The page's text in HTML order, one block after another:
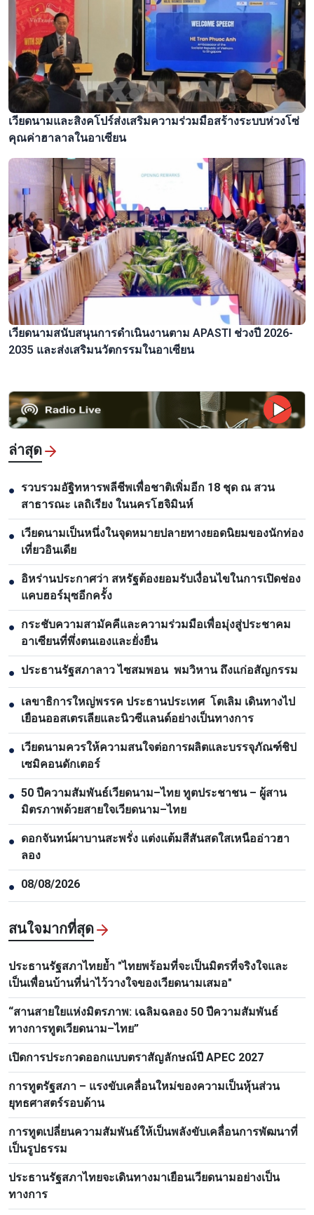
เวียดนามและสิงคโปร์ส่งเสริมความร่วมมือสร้างระบบห่วงโซ่
คุณค่าฮาลาลในอาเซียน
เวียดนามสนับสนุนการดำเนินงานตาม APASTI ช่วงปี 2026-
2035 และส่งเสริมนวัตกรรมในอาเซียน
ล่าสุด
● รวบรวมอัฐิทหารพลีชีพเพื่อชาติเพิ่มอีก 18 ชุด ณ สวน
สาธารณะ เลถิเรียง ในนครโฮจิมินห์
● เวียดนามเป็นหนึ่งในจุดหมายปลายทางยอดนิยมของนักท่อง
เที่ยวอินเดีย
● อิหร่านประกาศว่า สหรัฐต้องยอมรับเงื่อนไขในการเปิดช่อง
แคบฮอร์มุซอีกครั้ง
● กระชับความสามัคคีและความร่วมมือเพื่อมุ่งสู่ประชาคม
อาเซียนที่พึ่งตนเองและยั่งยืน
● ประธานรัฐสภาลาว ไซสมพอน พมวิหาน ถึงแก่อสัญกรรม
● เลขาธิการใหญ่พรรค ประธานประเทศ โตเลิม เดินทางไป
เยือนออสเตรเลียและนิวซีแลนด์อย่างเป็นทางการ
● เวียดนามควรให้ความสนใจต่อการผลิตและบรรจุภัณฑ์ชิป
เซมิคอนดักเตอร์
● 50 ปีความสัมพันธ์เวียดนาม–ไทย ทูตประชาชน – ผู้สาน
มิตรภาพด้วยสายใจเวียดนาม–ไทย
● ดอกจันทน์ผาบานสะพรั่ง แต่งแต้มสีสันสดใสเหนืออ่าวฮา
ลอง
● 08/08/2026
สนใจมากที่สุด
ประธานรัฐสภาไทยย้ำ "ไทยพร้อมที่จะเป็นมิตรที่จริงใจและ
เป็นเพื่อนบ้านที่น่าไว้วางใจของเวียดนามเสมอ"
“สานสายใยแห่งมิตรภาพ: เฉลิมฉลอง 50 ปีความสัมพันธ์
ทางการทูตเวียดนาม–ไทย”
เปิดการประกวดออกแบบตราสัญลักษณ์ปี APEC 2027
การทูตรัฐสภา – แรงขับเคลื่อนใหม่ของความเป็นหุ้นส่วน
ยุทธศาสตร์รอบด้าน
การทูตเปลี่ยนความสัมพันธ์ให้เป็นพลังขับเคลื่อนการพัฒนาที่
เป็นรูปธรรม
ประธานรัฐสภาไทยจะเดินทางมาเยือนเวียดนามอย่างเป็น
ทางการ